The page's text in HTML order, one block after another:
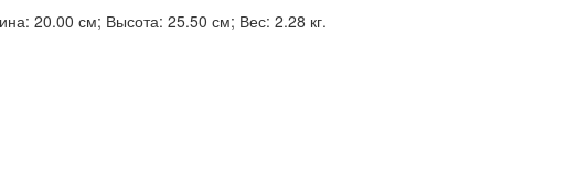
20.00 см; Высота: 25.50 см; Вес: 2.28 кг.